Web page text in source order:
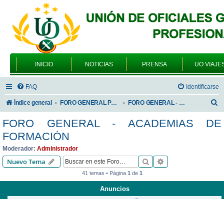
INICIO NOTICIAS PRENSA UO
FAQ Identificarse
Índice general FORO GENERAL PARA TODOS LOS USUARIOS FORO GENERAL - ACADEMIAS DE FORMACIÓN
s
FORO GENERAL - ACADEMIAS DE
FORMACIÓN
Moderador: Administrador
Nuevo Tema Buscar
41 temas • Página 1de 1
Anuncios